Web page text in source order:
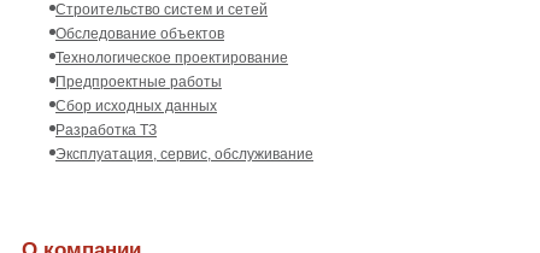
Строительство систем и сетей
Обследование объектов
Технологическое проектирование
Предпроектные работы
Сбор исходных данных
Разработка ТЗ
Эксплуатация, сервис, обслуживание